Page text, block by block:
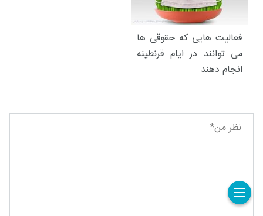
فعالیت هایی که حقوقی ها
می توانند در ایام قرنطینه
انجام دهند